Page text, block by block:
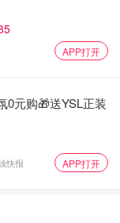
。
APP打开
0元购🎁送YSL正装
快报 APP打开